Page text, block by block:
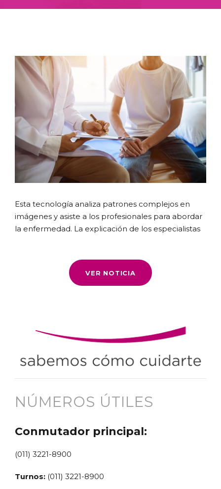
Esta tecnología analiza patrones complejos en
imágenes y asiste a los profesionales para abordar
la enfermedad. La explicación de los especialistas
VER NOTICIA
NÚMEROS ÚTILES
Conmutador principal:
(011) 3221-8900
Turnos: (011) 3221-8900